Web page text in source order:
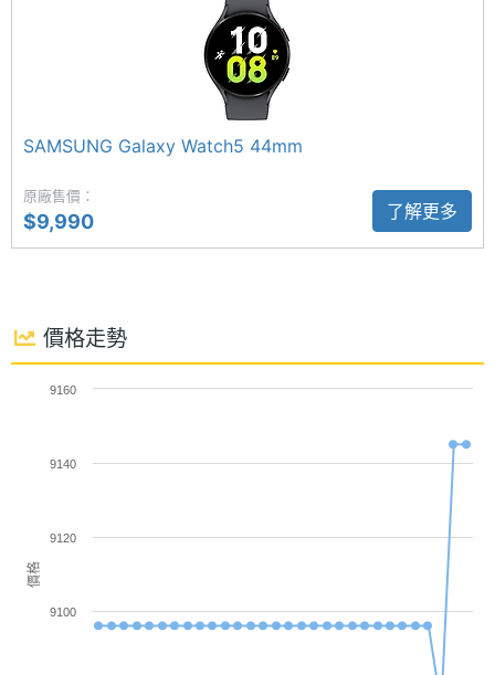
BioActive 三合一感測器，擁有心率偵測、睡眠偵測、
心電圖、血壓、連續血氧等偵測，新增心律不整提醒
功能，偵測到心律狀況異常，立即提醒用戶的身體狀
態；夜間皮膚溫度追蹤提供經期追蹤等其他身體分
析；並具備跌倒偵測，一旦檢測到跌倒，手錶將自動
撥打緊急號碼或通知預先設定的聯絡人。
指南，以運動強度由弱至強將心率分五個區間，事先
體適能計劃；升級的睡眠管理可進行睡眠教練設定，
獲得個人化指引與提醒，並提供睡眠一致性、睡眠動
物等功能，且同步手機睡眠模式設定，内建光學感測
主螢幕
1.5 inch
主螢幕
解析度
像素密
度
SAMSUNG Galaxy Watch5 44mm
原廠售價：
$9,990 了解更多
價格走勢
價格
9100
9120
9140
9160